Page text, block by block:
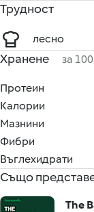
Трудност
лесно
Хранене за
Протеин
Калории
Мазнини
Фибри
Въглехидрати
Също
The